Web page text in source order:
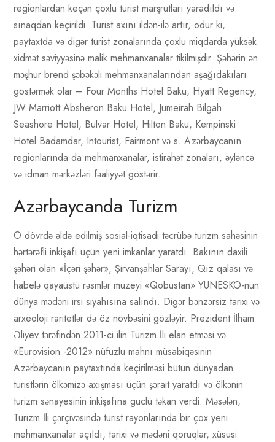
regionlardan keçən çoxlu turist marşrutları yaradıldı və
sınaqdan keçirildi. Turist axını ildən-ilə artır, odur ki,
paytaxtda və digər turist zonalarında çoxlu miqdarda yüksək
xidmət səviyyəsinə malik mehmanxanalar tikilmişdir. Şəhərin ən
məşhur brend şəbəkəli mehmanxanalarından aşağıdakıları
göstərmək olar – Four Months Hotel Baku, Hyatt Regency,
JW Marriott Absheron Baku Hotel, Jumeirah Bilgah
Seashore Hotel, Bulvar Hotel, Hilton Baku, Kempinski
Hotel Badamdar, Intourist, Fairmont və s. Azərbaycanın
regionlarında da mehmanxanalar, istirahət zonaları, əyləncə
və idman mərkəzləri fəaliyyət göstərir.
Azərbaycanda Turizm
O dövrdə əldə edilmiş sosial-iqtisadi təcrübə turizm sahəsinin
hərtərəfli inkişafı üçün yeni imkanlar yaratdı. Bakının daxili
şəhəri olan «İçəri şəhər», Şirvanşahlar Sarayı, Qız qalası və
habelə qayaüstü rəsmlər muzeyi «Qobustan» YUNESKO-nun
dünya mədəni irsi siyahısına salındı. Digər bənzərsiz tarixi və
arxeoloji raritetlər də öz növbəsini gözləyir. Prezident İlham
Əliyev tərəfindən 2011-ci ilin Turizm İli elan etməsi və
«Eurovision -2012» nüfuzlu mahnı müsabiqəsinin
Azərbaycanın paytaxtında keçirilməsi bütün dünyadan
turistlərin ölkəmizə axışması üçün şərait yaratdı və ölkənin
turizm sənayesinin inkişafına güclü təkan verdi. Məsələn,
Turizm İli çərçivəsində turist rayonlarında bir çox yeni
mehmanxanalar açıldı, tarixi və mədəni qoruqlar, xüsusi